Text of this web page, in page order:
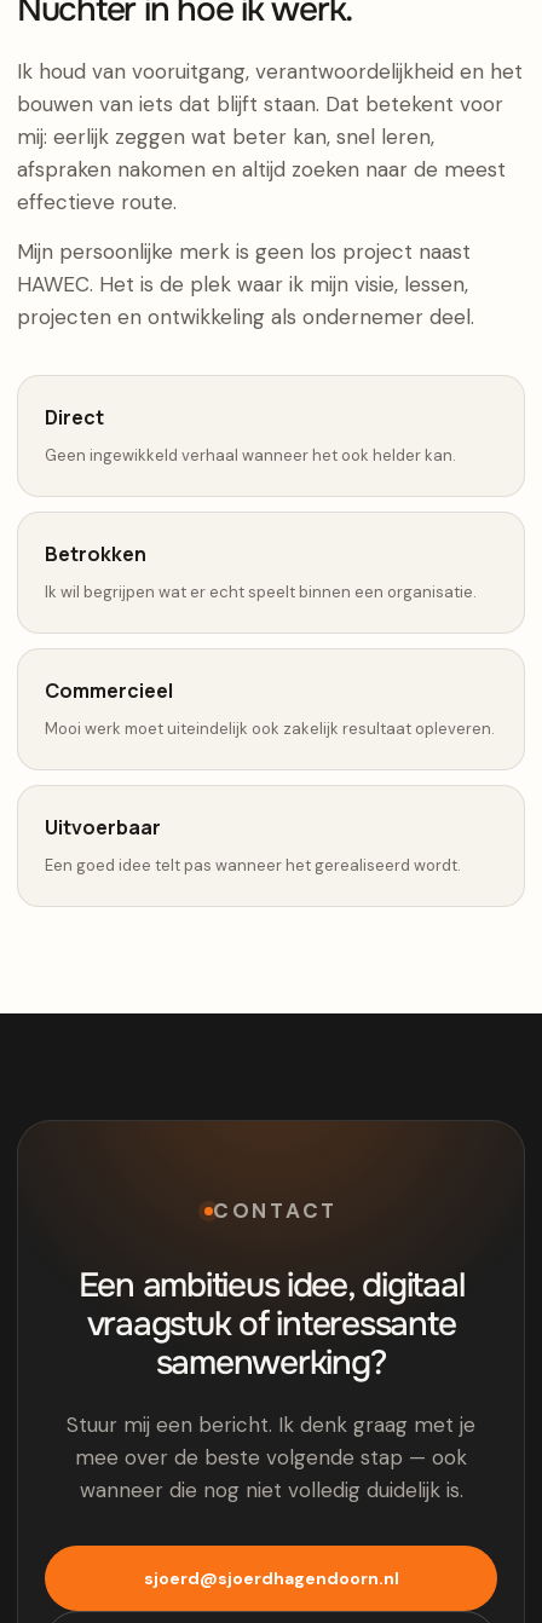
Nuchter in hoe ik werk.
Ik houd van vooruitgang, verantwoordelijkheid en het
bouwen van iets dat blijft staan. Dat betekent voor
mij: eerlijk zeggen wat beter kan, snel leren,
afspraken nakomen en altijd zoeken naar de meest
effectieve route.
Mijn persoonlijke merk is geen los project naast
HAWEC. Het is de plek waar ik mijn visie, lessen,
projecten en ontwikkeling als ondernemer deel.
Direct
Geen ingewikkeld verhaal wanneer het ook helder kan.
Betrokken
Ik wil begrijpen wat er echt speelt binnen een organisatie.
Commercieel
Mooi werk moet uiteindelijk ook zakelijk resultaat opleveren.
Uitvoerbaar
Een goed idee telt pas wanneer het gerealiseerd wordt.
CONTACT
Een ambitieus idee, digitaal
vraagstuk of interessante
samenwerking?
Stuur mij een bericht. Ik denk graag met je
mee over de beste volgende stap — ook
wanneer die nog niet volledig duidelijk is.
sjoerd@sjoerdhagendoorn.nl